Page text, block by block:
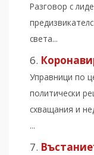
Разговор с
света...
Управници по
политически
схващания и
...